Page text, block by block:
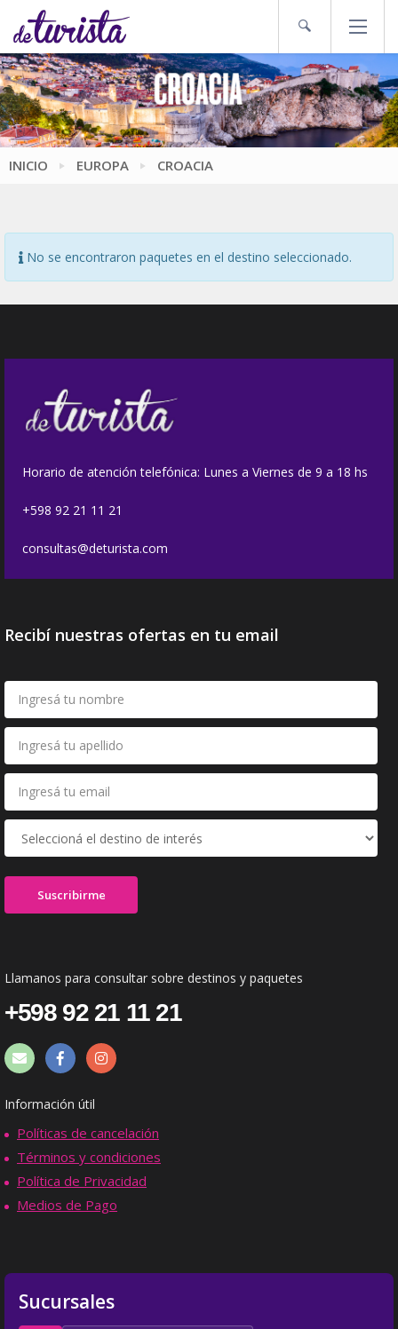
INICIO EUROPA CROACIA
No se encontraron paquetes en el destino seleccionado.
Horario de atención telefónica: Lunes a Viernes de 9 a 18 hs
+598 92 21 11 21
consultas@deturista.com
Recibí nuestras ofertas en tu email
Llamanos para consultar sobre destinos y paquetes
+598 92 21 11 21
Información útil
Políticas de cancelación
Términos y condiciones
Política de Privacidad
Medios de Pago
Sucursales